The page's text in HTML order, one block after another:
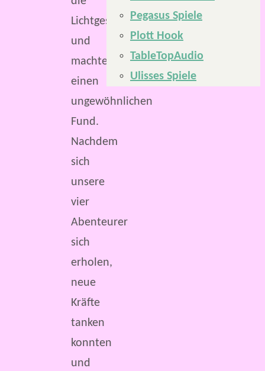
Lichtgestalt
und
machten
einen
ungewöhnlichen
Fund.
Nachdem
sich
unsere
vier
Abenteurer
sich
erholen,
neue
Kräfte
tanken
konnten
und
Pegasus Spiele
Plott Hook
TableTopAudio
Ulisses Spiele